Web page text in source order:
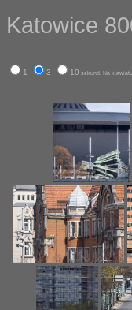
Katowice
1 3 10 sekund. Na